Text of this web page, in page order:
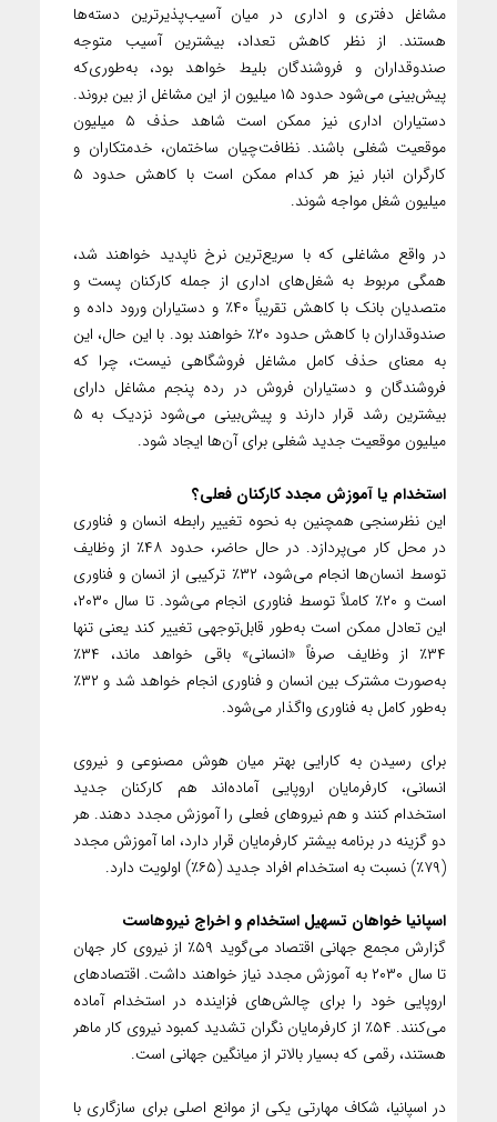
مشاغل دفتری و اداری در میان آسیب‌پذیرترین دسته‌ها
هستند. از نظر کاهش تعداد، بیشترین آسیب متوجه
صندوقداران و فروشندگان بلیط خواهد بود، به‌طوری‌که
پیش‌بینی می‌شود حدود ۱۵ میلیون از این مشاغل از بین بروند.
دستیاران اداری نیز ممکن است شاهد حذف ۵ میلیون
موقعیت شغلی باشند. نظافت‌چیان ساختمان، خدمتکاران و
کارگران انبار نیز هر کدام ممکن است با کاهش حدود ۵
میلیون شغل مواجه شوند.
در واقع مشاغلی که با سریع‌ترین نرخ ناپدید خواهند شد،
همگی مربوط به شغل‌های اداری از جمله کارکنان پست و
متصدیان بانک با کاهش تقریباً ۴۰٪ و دستیاران ورود داده و
صندوقداران با کاهش حدود ۲۰٪ خواهند بود. با این حال، این
به معنای حذف کامل مشاغل فروشگاهی نیست، چرا که
فروشندگان و دستیاران فروش در رده پنجم مشاغل دارای
بیشترین رشد قرار دارند و پیش‌بینی می‌شود نزدیک به ۵
میلیون موقعیت جدید شغلی برای آن‌ها ایجاد شود.
استخدام یا آموزش مجدد کارکنان فعلی؟
این نظرسنجی همچنین به نحوه تغییر رابطه انسان و فناوری
در محل کار می‌پردازد. در حال حاضر، حدود ۴۸٪ از وظایف
توسط انسان‌ها انجام می‌شود، ۳۲٪ ترکیبی از انسان و فناوری
است و ۲۰٪ کاملاً توسط فناوری انجام می‌شود. تا سال ۲۰۳۰،
این تعادل ممکن است به‌طور قابل‌توجهی تغییر کند یعنی تنها
۳۴٪ از وظایف صرفاً «انسانی» باقی خواهد ماند، ۳۴٪
به‌صورت مشترک بین انسان و فناوری انجام خواهد شد و ۳۲٪
به‌طور کامل به فناوری واگذار می‌شود.
برای رسیدن به کارایی بهتر میان هوش مصنوعی و نیروی
انسانی، کارفرمایان اروپایی آماده‌اند هم کارکنان جدید
استخدام کنند و هم نیروهای فعلی را آموزش مجدد دهند. هر
دو گزینه در برنامه بیشتر کارفرمایان قرار دارد، اما آموزش مجدد
(۷۹٪) نسبت به استخدام افراد جدید (۶۵٪) اولویت دارد.
اسپانیا خواهان تسهیل استخدام و اخراج نیروهاست
گزارش مجمع جهانی اقتصاد می‌گوید ۵۹٪ از نیروی کار جهان
تا سال ۲۰۳۰ به آموزش مجدد نیاز خواهند داشت. اقتصادهای
اروپایی خود را برای چالش‌های فزاینده در استخدام آماده
می‌کنند. ۵۴٪ از کارفرمایان نگران تشدید کمبود نیروی کار ماهر
هستند، رقمی که بسیار بالاتر از میانگین جهانی است.
در اسپانیا، شکاف مهارتی یکی از موانع اصلی برای سازگاری با